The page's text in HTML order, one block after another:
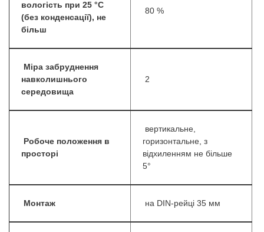
вологість при 25 °С
(без конденсації), не
більш
80 %
Міра забруднення
навколишнього
середовища
2
Робоче положення в
просторі
вертикальне,
горизонтальне, з
відхиленням не більше
5°
Монтаж на DIN-рейці 35 мм